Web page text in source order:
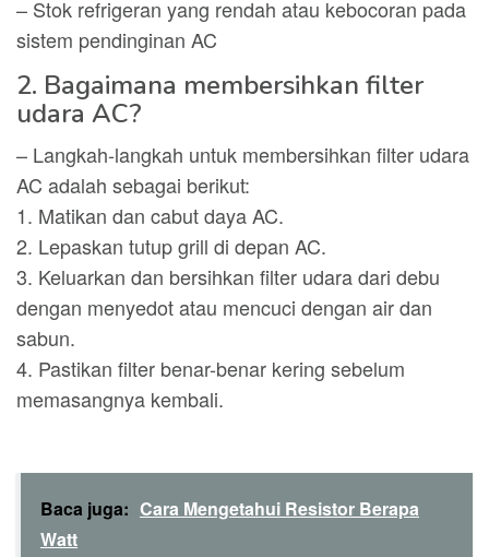
– Stok refrigeran yang rendah atau kebocoran pada
sistem pendinginan AC
2. Bagaimana membersihkan filter
udara AC?
– Langkah-langkah untuk membersihkan filter udara
AC adalah sebagai berikut:
1. Matikan dan cabut daya AC.
2. Lepaskan tutup grill di depan AC.
3. Keluarkan dan bersihkan filter udara dari debu
dengan menyedot atau mencuci dengan air dan
sabun.
4. Pastikan filter benar-benar kering sebelum
memasangnya kembali.
Baca juga: Cara Mengetahui Resistor Berapa
Watt